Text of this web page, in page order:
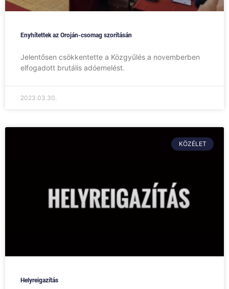
Enyhítettek az Oroján-csomag szorításán
Jelentősen csökkentette a Közgyűlés a novemberben
elfogadott brutális adóemelést.
2023.03.30.
KÖZÉLET
Helyreigazítás